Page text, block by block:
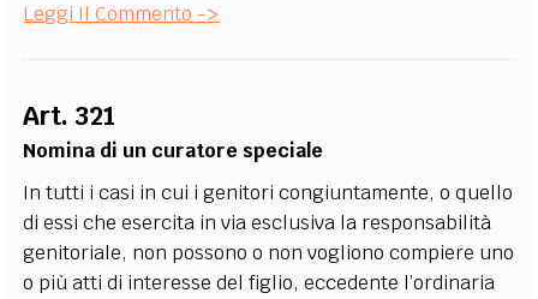
Leggi Il Commento ->
Art. 321
Nomina di un curatore speciale
In tutti i casi in cui i genitori congiuntamente, o quello
di essi che esercita in via esclusiva la responsabilità
genitoriale, non possono o non vogliono compiere uno
o più atti di interesse del figlio, eccedente l’ordinaria